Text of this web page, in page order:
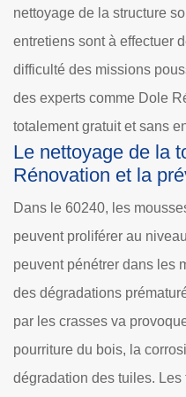
nettoyage de la structure
entretiens sont à effectuer
difficulté des missions
des experts comme Dole
totalement gratuit et sans
Le nettoyage de la
Rénovation et la
Dans le 60240, les
peuvent proliférer au
peuvent pénétrer dans les
des dégradations
par les crasses va
pourriture du bois, la
dégradation des tuiles.